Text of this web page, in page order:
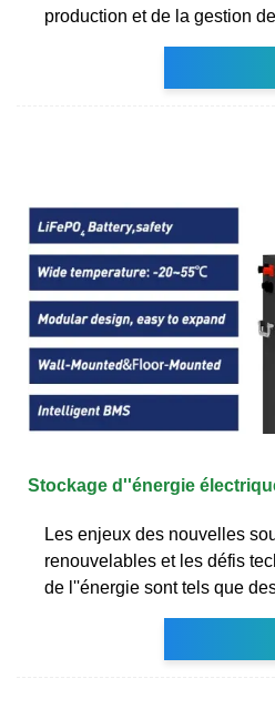
production et de la gestion de
Stockage d''énergie
Les enjeux des nouvelles
renouvelables et les défis
de l''énergie sont tels que